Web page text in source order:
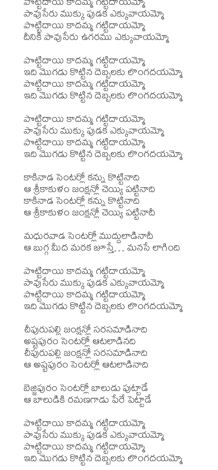
పావుసేరు ముక్కు పుడక ఎక్కువాయమ్మో
పొట్టిదాయి కాదమ్మ గట్టిదాయమ్మో
దీనికి పావుసేరు ఉగరము ఎక్కువాయమ్మో
పొట్టిదాయి కాదమ్మ గట్టిదాయమ్మో
ఇది మొగడు కొట్టిన దెబ్బలకు లొంగదయమ్మో
పొట్టిదాయి కాదమ్మ గట్టిదాయమ్మో
ఇది మొగడు కొట్టిన దెబ్బలకు లొంగదయమ్మో
పొట్టిదాయి కాదమ్మ గట్టిదాయమ్మో
పావుసేరు ముక్కు పుడక ఎక్కువాయమ్మో
పొట్టిదాయి కాదమ్మ గట్టిదాయమ్మో
ఇది మొగడు కొట్టిన దెబ్బలకు లొంగదయమ్మో
కాకినాడ సెంటర్లో కన్ను కొట్టినాది
ఆ శ్రీకాకుళం జంక్షన్లో చెయ్యి పట్టినాది
కాకినాడ సెంటర్లో కన్ను కొట్టినాది
ఆ శ్రీకాకుళం జంక్షన్లో చెయ్యి పట్టినాదీ
మధురవాడ సెంటర్లో ముద్దులాడినాదీ
ఆ బుగ్గ మీద మరక జూస్తే… మనసే లాగింది
పొట్టిదాయి కాదమ్మ గట్టిదాయమ్మో
పావుసేరు ముక్కు పుడక ఎక్కువాయమ్మో
పొట్టిదాయి కాదమ్మ గట్టిదాయమ్మో
ఇది మొగడు కొట్టిన దెబ్బలకు లొంగదయమ్మో
చీపురుపల్లి జంక్షన్లో సరసమాడినాది
అష్టపురం సెంటర్లో ఆటలాడినది
చీపురుపల్లి జంక్షన్లో సరసమాడినాది
ఆ అష్టపురం సెంటర్లో ఆటలాడినాది
బెజ్జిపురం సెంటర్లో బాలుడు పుట్టాడే
ఆ బాలుడికి రమణగాడు పేరే పెట్టాడే
పొట్టిదాయి కాదమ్మ గట్టిదాయమ్మో
పావుసేరు ముక్కు పుడక ఎక్కువాయమ్మో
పొట్టిదాయి కాదమ్మ గట్టిదాయమ్మో
ఇది మొగడు కొట్టిన దెబ్బలకు లొంగదయమ్మో